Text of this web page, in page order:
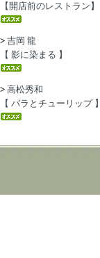
【開店前のレストラン】
> 吉岡 龍
【 影に染まる 】
> 高松秀和
【 バラとチューリップ 】